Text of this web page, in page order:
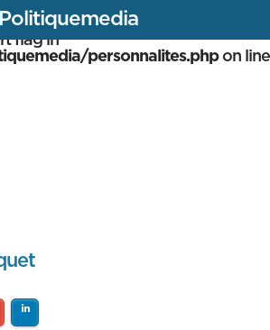
Argument #1 is expected to
flag in
personnalites.phpon line
Politiquemedia